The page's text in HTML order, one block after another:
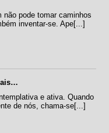
pode tomar caminhos
inventar-se. Ape[...]
e ativa. Quando
de nós, chama-se[...]